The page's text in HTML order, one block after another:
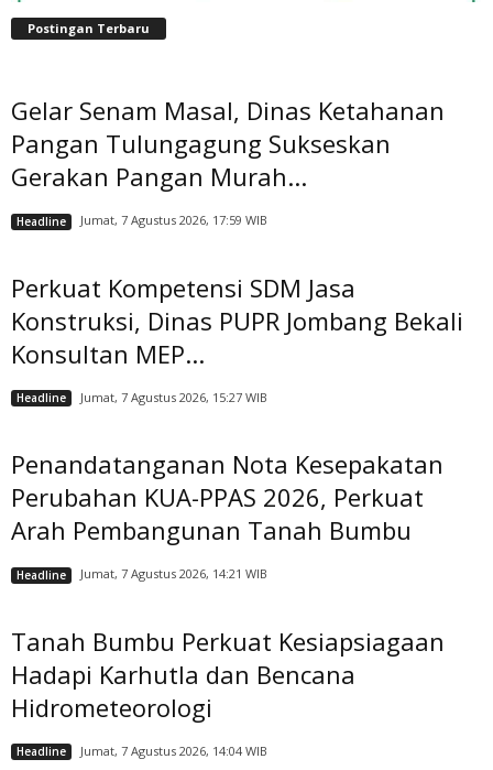
Postingan Terbaru
Gelar Senam Masal, Dinas Ketahanan
Pangan Tulungagung Sukseskan
Gerakan Pangan Murah...
Headline Jumat, 7 Agustus 2026, 17:59 WIB
Perkuat Kompetensi SDM Jasa
Konstruksi, Dinas PUPR Jombang Bekali
Konsultan MEP...
Headline Jumat, 7 Agustus 2026, 15:27 WIB
Penandatanganan Nota Kesepakatan
Perubahan KUA-PPAS 2026, Perkuat
Arah Pembangunan Tanah Bumbu
Headline Jumat, 7 Agustus 2026, 14:21 WIB
Tanah Bumbu Perkuat Kesiapsiagaan
Hadapi Karhutla dan Bencana
Hidrometeorologi
Headline Jumat, 7 Agustus 2026, 14:04 WIB